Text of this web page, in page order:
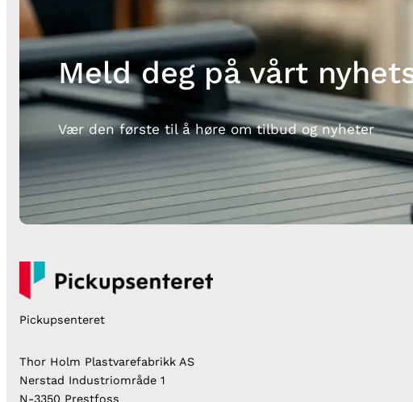
Meld deg på vårt
Vær den første til å høre om tilbud og nyheter
Pickupsenteret
Thor Holm Plastvarefabrikk AS
Nerstad Industriområde 1
N-3350 Prestfoss